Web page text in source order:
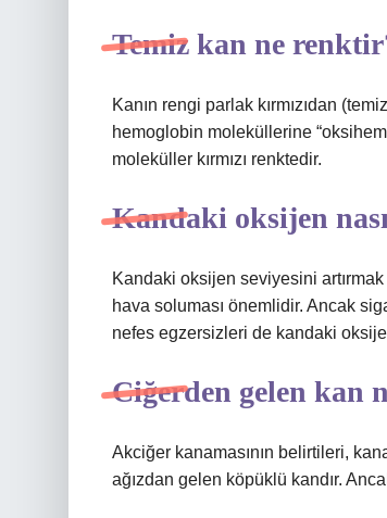
Temiz kan ne
Kanın rengi parlak kırmızıdan
hemoglobin moleküllerine
moleküller kırmızı renktedir.
Kandaki oksijen
Kandaki oksijen seviyesini
hava soluması önemlidir. Ancak
nefes egzersizleri de kandaki
Ciğerden gelen kan
Akciğer kanamasının belirtileri,
ağızdan gelen köpüklü kandır.